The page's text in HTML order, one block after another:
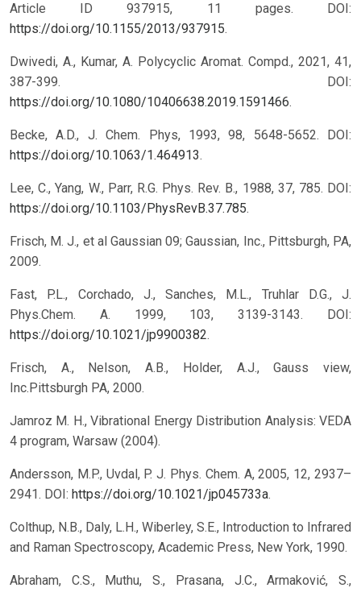
Article ID 937915, 11 pages. DOI:
https://doi.org/10.1155/2013/937915.
Dwivedi, A., Kumar, A. Polycyclic Aromat. Compd., 2021, 41,
387-399. DOI:
https://doi.org/10.1080/10406638.2019.1591466.
Becke, A.D., J. Chem. Phys, 1993, 98, 5648-5652. DOI:
https://doi.org/10.1063/1.464913.
Lee, C., Yang, W., Parr, R.G. Phys. Rev. B., 1988, 37, 785. DOI:
https://doi.org/10.1103/PhysRevB.37.785.
Frisch, M. J., et al Gaussian 09; Gaussian, Inc., Pittsburgh, PA,
2009.
Fast, P.L., Corchado, J., Sanches, M.L., Truhlar D.G., J.
Phys.Chem. A. 1999, 103, 3139-3143. DOI:
https://doi.org/10.1021/jp9900382.
Frisch, A., Nelson, A.B., Holder, A.J., Gauss view,
Inc.Pittsburgh PA, 2000.
Jamroz M. H., Vibrational Energy Distribution Analysis: VEDA
4 program, Warsaw (2004).
Andersson, M.P., Uvdal, P. J. Phys. Chem. A, 2005, 12, 2937–
2941. DOI: https://doi.org/10.1021/jp045733a.
Colthup, N.B., Daly, L.H., Wiberley, S.E., Introduction to Infrared
and Raman Spectroscopy, Academic Press, New York, 1990.
Abraham, C.S., Muthu, S., Prasana, J.C., Armaković, S.,